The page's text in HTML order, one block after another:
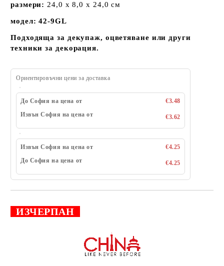
размери: 24,0 х 8,0 х 24,0 см
модел: 42-9GL
Подходяща за декупаж, оцветяване или други
техники за декорация.
Ориентировъчни цени за доставка
До София на цена от
€3.48
Извън София на цена от
€3.62
Извън София на цена от
€4.25
До София на цена от
€4.25
ИЗЧЕРПАН